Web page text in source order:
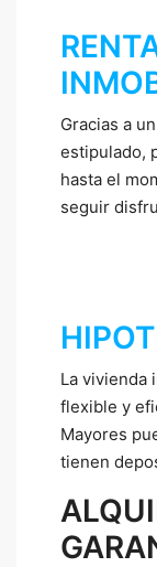
Gracias a
estipulado,
hasta el
seguir
La vivienda
flexible y
Mayores
tienen